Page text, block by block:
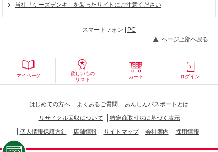
当社「ケーズデンキ」を装ったサイトにご注意ください
スマートフォン |
PC
ページ上部へ戻る
マイページ
欲しいもの
リスト
カート ログイン
はじめての方へ よくあるご質問
あんしんパスポートとは
リサイクル回収について
特定商取引法に基づく表示
個人情報保護方針
店舗情報 サイトマップ 会社案内 採用情報